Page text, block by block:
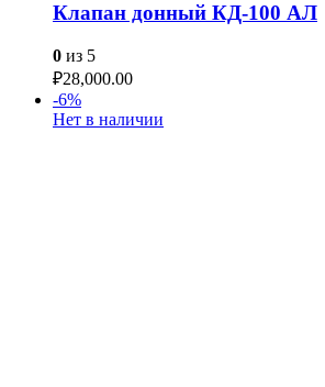
Клапан донный КД-100 АЛ
0 из 5
₽28,000.00
-6%
Нет в наличии